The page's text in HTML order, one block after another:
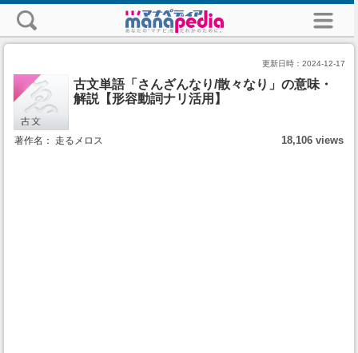
更新日時： 2024-12-17
古文単語「さんざんなり/散々なり」の意味・
解説【形容動詞ナリ活用】
著作名： 走るメロス 18,106 views